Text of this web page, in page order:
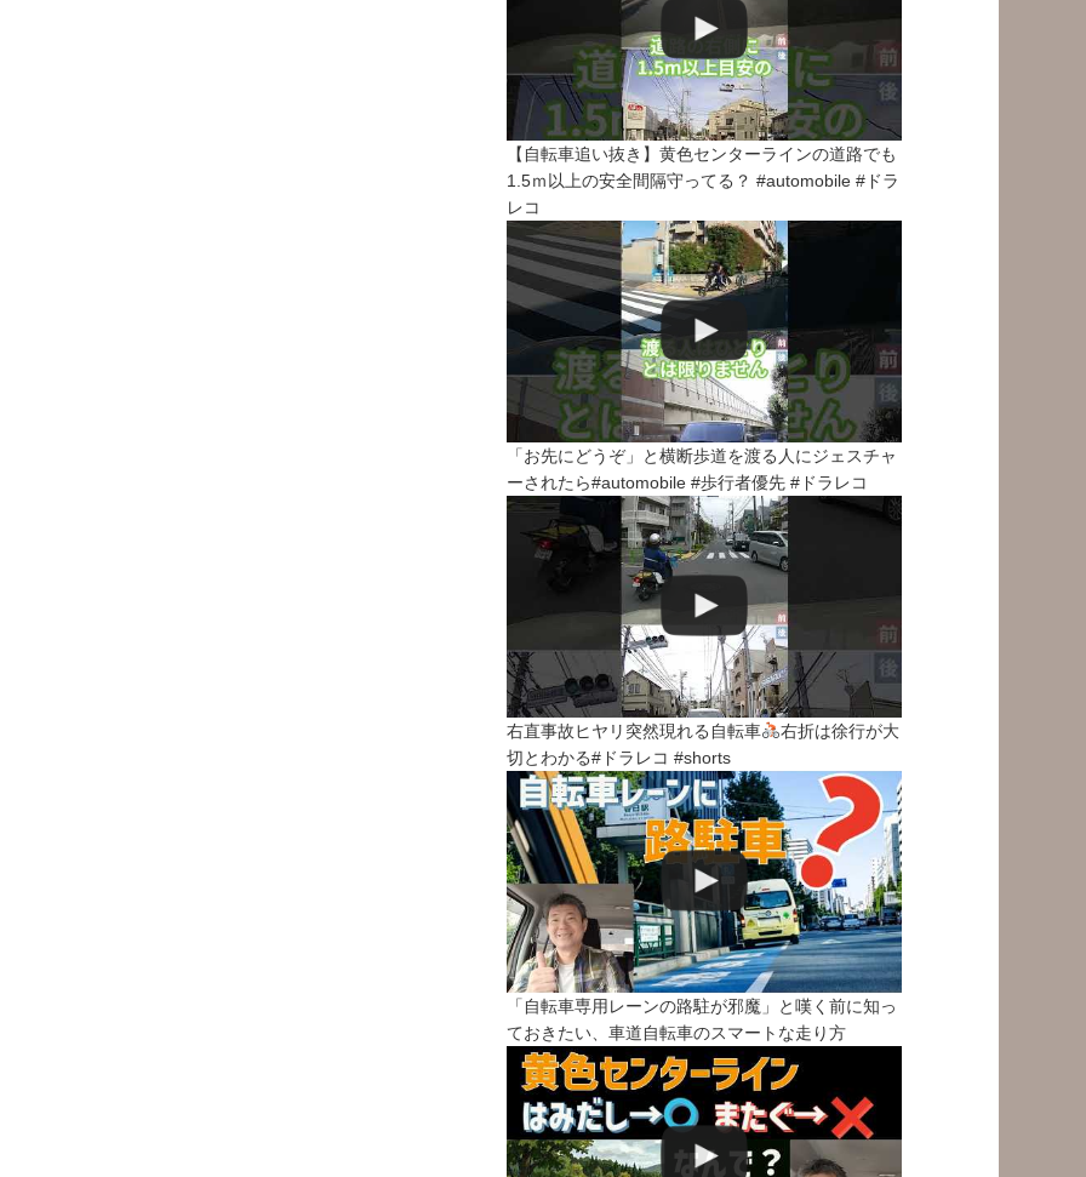
【自転車追い抜き】黄色センターラインの道路でも
1.5ｍ以上の安全間隔守ってる？ #automobile #ドラ
レコ
「お先にどうぞ」と横断歩道を渡る人にジェスチャ
ーされたら#automobile #歩行者優先 #ドラレコ
右直事故ヒヤリ突然現れる自転車
右折は徐行が大
切とわかる#ドラレコ #shorts
「自転車専用レーンの路駐が邪魔」と嘆く前に知っ
ておきたい、車道自転車のスマートな走り方